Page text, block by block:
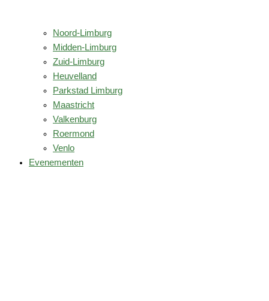
Noord-Limburg
Midden-Limburg
Zuid-Limburg
Heuvelland
Parkstad Limburg
Maastricht
Valkenburg
Roermond
Venlo
Evenementen